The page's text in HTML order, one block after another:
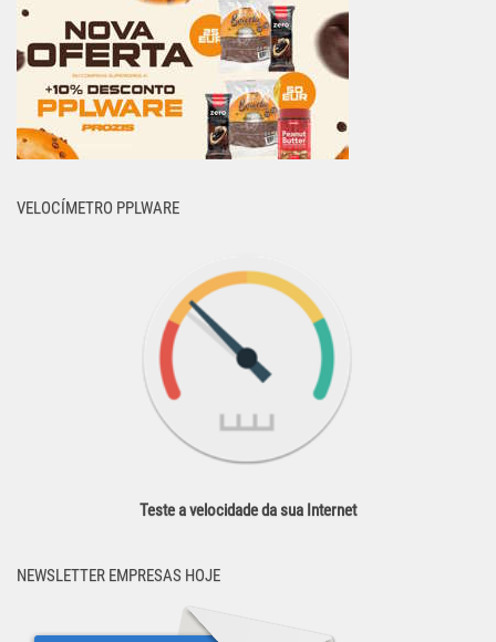
VELOCÍMETRO PPLWARE
Teste a velocidade da sua Internet
NEWSLETTER EMPRESAS HOJE